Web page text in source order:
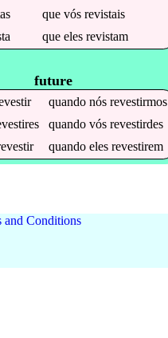
quevósrevistais
queelesrevistam
future
quandonósrevestirmos
quandovósrevestirdes
quandoelesrevestirem
and Conditions